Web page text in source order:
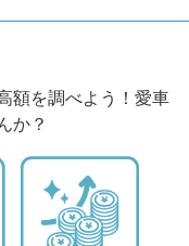
額を調べよう！愛車
か？